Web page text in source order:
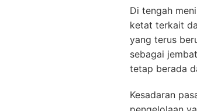
Di tengah
ketat terkait
yang terus
sebagai
tetap berada
Kesadaran